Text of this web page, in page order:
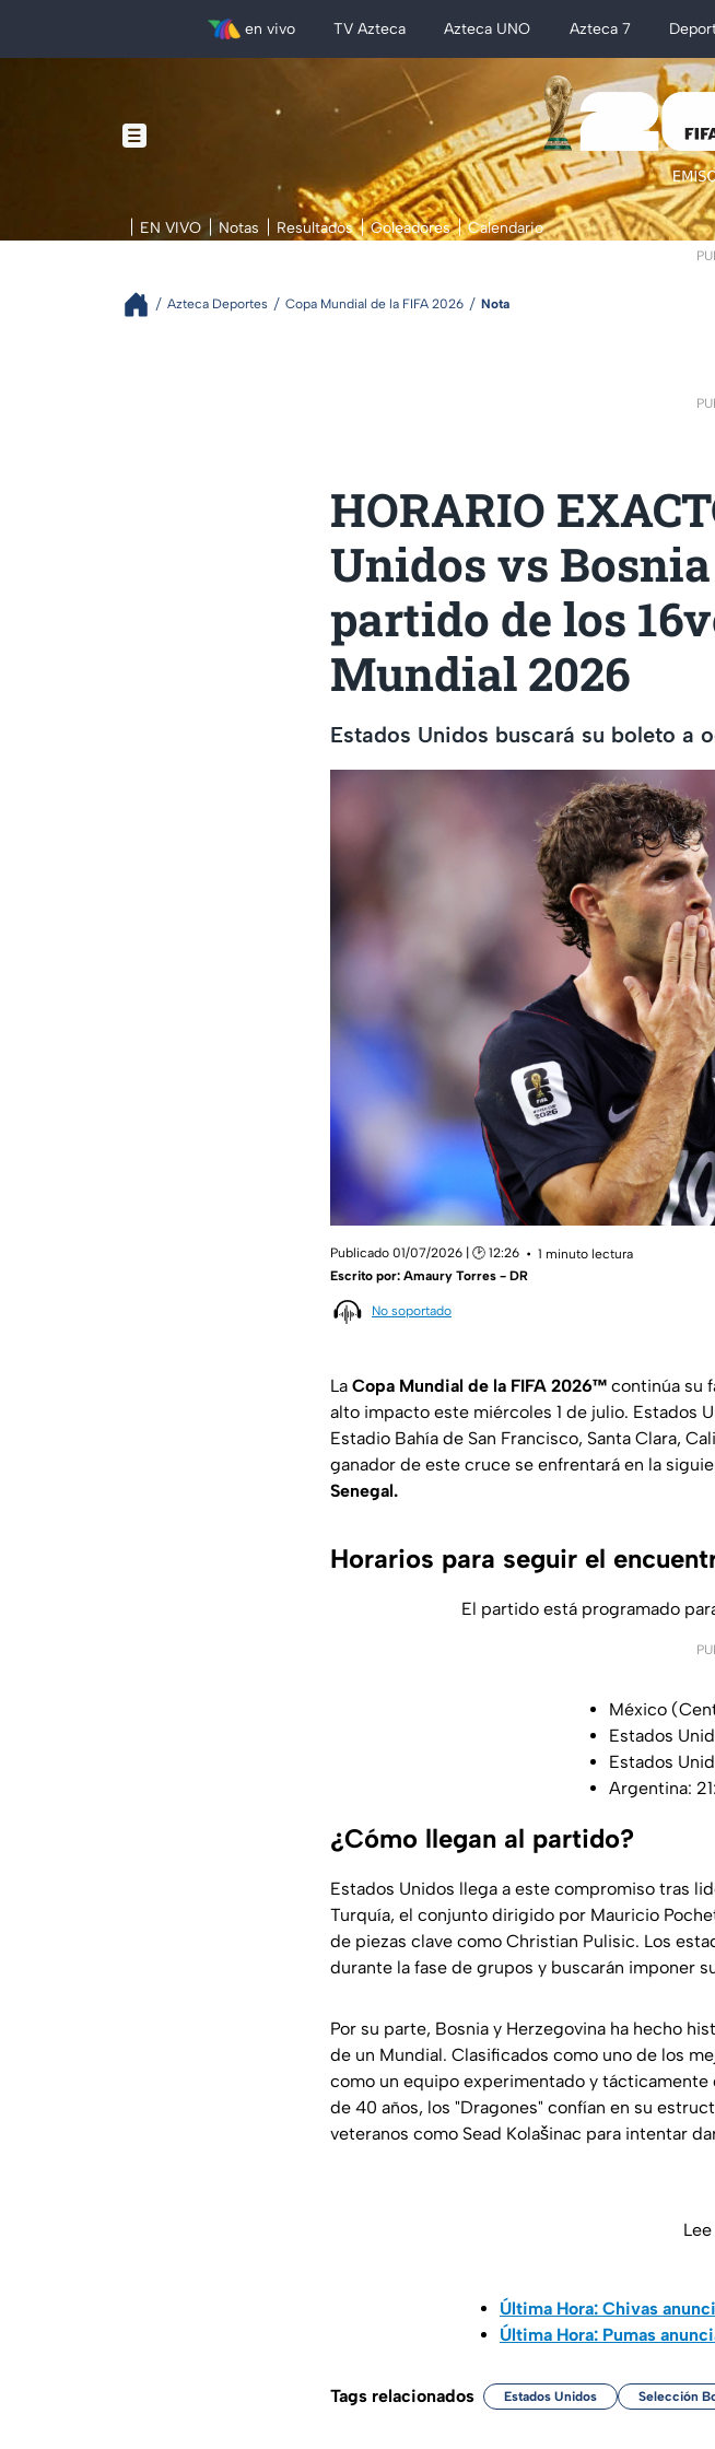
en vivo TV Azteca Azteca UNO Azteca 7
EN VIVO Notas Resultados Goleadores Calendario
Azteca Deportes Copa Mundial de la FIFA 2026 Nota
HORARIO
Unidos vs
partido de los
Mundial 2026
Estados Unidos buscará su boleto a
Publicado 01/07/2026 | 🕑 12:26
1 minuto lectura
Escrito por: Amaury Torres - DR
No soportado
La Copa Mundial de la FIFA 2026™ continúa su
alto impacto este miércoles 1 de julio. Estados
Estadio Bahía de San Francisco, Santa Clara,
ganador de este cruce se enfrentará en la
Senegal.
Horarios para seguir el
El partido está programado
México
Estados
Estados
Argentina:
¿Cómo llegan al partido?
Estados Unidos llega a este compromiso tras
Turquía, el conjunto dirigido por Mauricio
de piezas clave como Christian Pulisic. Los
durante la fase de grupos y buscarán imponer
Por su parte, Bosnia y Herzegovina ha hecho
de un Mundial. Clasificados como uno de los
como un equipo experimentado y
de 40 años, los "Dragones" confían en su
veteranos como Sead Kolašinac para intentar
Última Hora: Chivas
Última Hora: Pumas
Tags relacionados Estados Unidos Selección